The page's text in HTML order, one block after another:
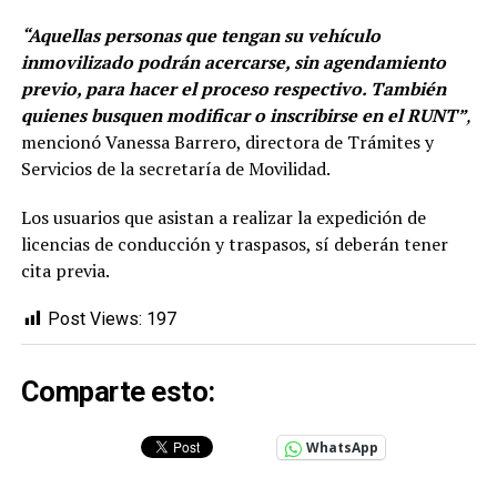
“Aquellas personas que tengan su vehículo
inmovilizado podrán acercarse, sin agendamiento
previo, para hacer el proceso respectivo. También
quienes busquen modificar o inscribirse en el RUNT”,
mencionó Vanessa Barrero, directora de Trámites y
Servicios de la secretaría de Movilidad.
Los usuarios que asistan a realizar la expedición de
licencias de conducción y traspasos, sí deberán tener
cita previa.
Post Views: 197
Comparte esto:
WhatsApp